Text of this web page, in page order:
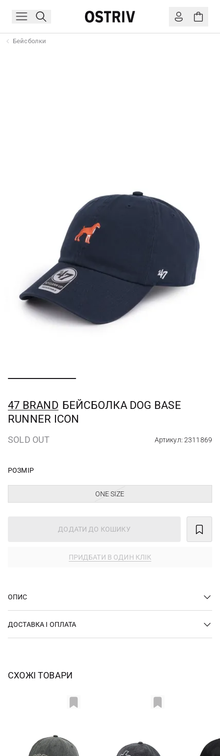
Бейсболки
47 BRAND БЕЙСБОЛКА DOG BASE
RUNNER ICON
SOLD OUT Артикул: 2311869
РОЗМІР
ONE SIZE
ДОДАТИ ДО КОШИКУ
ПРИДБАТИ В ОДИН КЛІК
ОПИС
ДОСТАВКА І ОПЛАТА
СХОЖІ ТОВАРИ